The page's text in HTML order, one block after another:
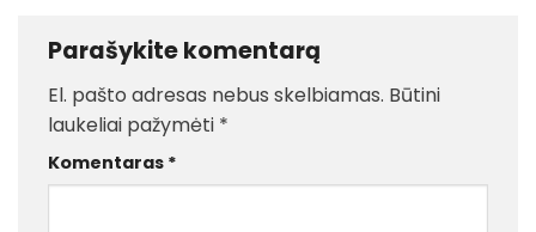
Parašykite komentarą
El. pašto adresas nebus skelbiamas. Būtini
laukeliai pažymėti *
Komentaras *